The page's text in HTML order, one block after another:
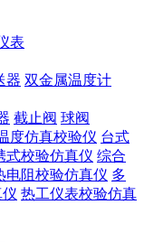
表
器 双金属温度计
截止阀 球阀
度仿真校验仪 台式
式校验仿真仪 综合
电阻校验仿真仪 多
热工仪表校验仿真